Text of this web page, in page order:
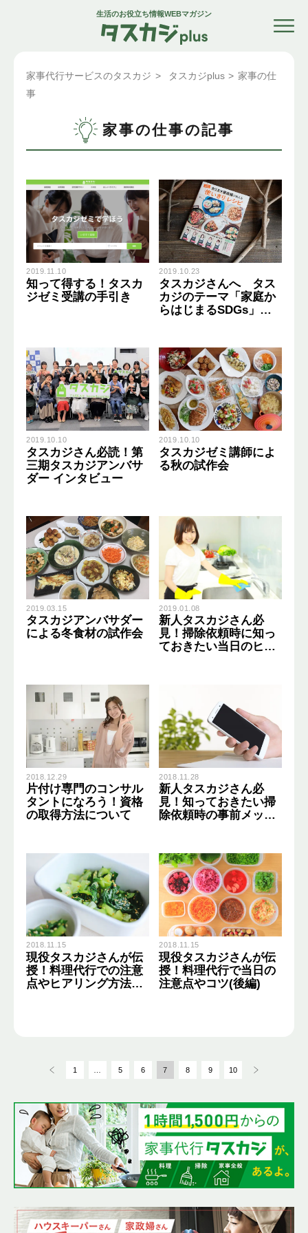
生活のお役立ち情報WEBマガジン
家事代行サービスのタスカジ > タスカジplus > 家事の仕
事
家事の仕事の記事
2019.11.10
知って得する！タスカ
ジゼミ受講の手引き
2019.10.23
タスカジさんへ タス
カジのテーマ「家庭か
らはじまるSDGs」を
2019.10.10
タスカジさん必読！第
三期タスカジアンバサ
ダー インタビュー
2019.10.10
タスカジゼミ講師によ
る秋の試作会
2019.03.15
タスカジアンバサダー
による冬食材の試作会
2019.01.08
新人タスカジさん必
見！掃除依頼時に知っ
ておきたい当日のヒア
2018.12.29
片付け専門のコンサル
タントになろう！資格
の取得方法について
2018.11.28
新人タスカジさん必
見！知っておきたい掃
除依頼時の事前メッセ
2018.11.15
現役タスカジさんが伝
授！料理代行での注意
点やヒアリング方法
2018.11.15
現役タスカジさんが伝
授！料理代行で当日の
注意点やコツ(後編)
1 5 6 7 8 9 10